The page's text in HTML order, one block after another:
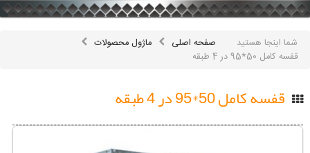
اینستاگرام
سایر
لینک
ها
شما اینجا هستید صفحه اصلی
ماژول محصولات
قفسه کامل 50*95 در 4 طبقه
قفسه کامل 50*95 در 4 طبقه